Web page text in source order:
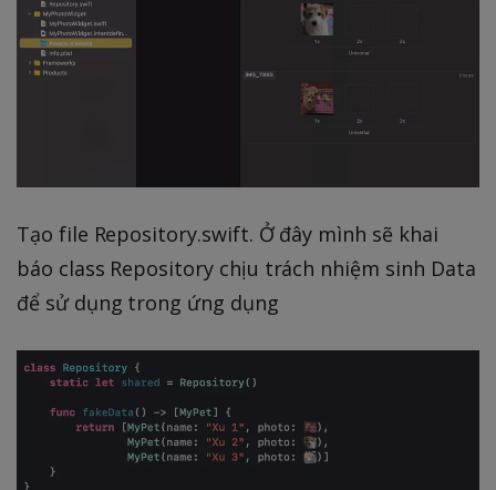
Tạo file Repository.swift. Ở đây mình sẽ khai
báo class Repository chịu trách nhiệm sinh Data
để sử dụng trong ứng dụng